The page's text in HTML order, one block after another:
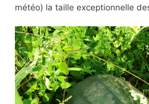
météo) la taille exceptionnelle